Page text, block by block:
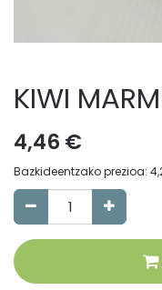
KIWI
4,46 €
Bazkideentzako prezioa: